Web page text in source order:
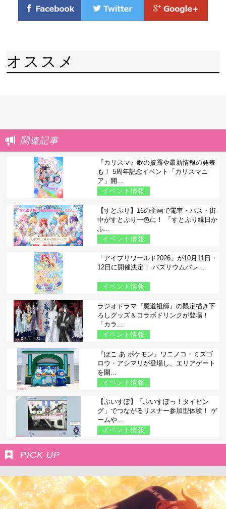
オススメ
関連記事
『カリスマ』歌の披露や最新情報の発表
も！ 5周年記念イベント「カリスマニ
ア」開...
イベント情報
【すとぷり】16の企画で電車・バス・街
中がすとぷり一色に！ 「すとぷり縁日か
ふ...
イベント情報
「アイプリワールド2026」が10月11日・
12日に開催決定！ バズリウムパレ...
イベント情報
ラジオドラマ『魔道祖師』の限定描き下
ろしグッズ＆コラボドリンクが登場！
「カラ...
イベント情報
『ぽこ あ ポケモン』ワニノコ・ミズゴ
ロウ・アシマリが登場し、エリアゲート
を開...
イベント情報
【ぶいすぽ】「ぶいすぽっ！タイピン
グ」でつながるリスナー参加型体験！ ゲ
ームや...
イベント情報
PICK UP